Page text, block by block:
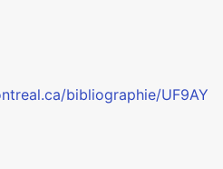
bibliographie/UF9AY